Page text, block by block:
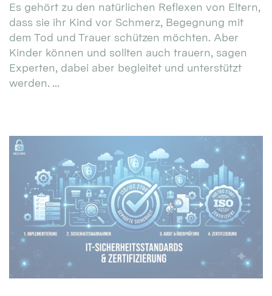
Es gehört zu den natürlichen Reflexen von Eltern,
dass sie ihr Kind vor Schmerz, Begegnung mit
dem Tod und Trauer schützen möchten. Aber
Kinder können und sollten auch trauern, sagen
Experten, dabei aber begleitet und unterstützt
werden. ...